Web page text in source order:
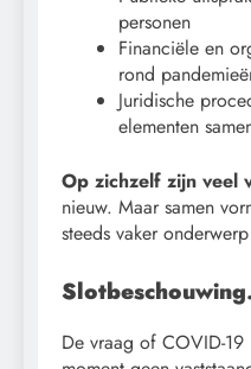
personen
Financiële en
rond
Juridische
elementen
Op zichzelf zijn veel
nieuw. Maar samen
steeds vaker
Slotbeschouwing.
De vraag of COVID-